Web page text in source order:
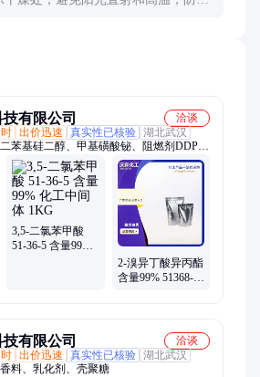
有限公司
洽谈
出价迅速 真实性已核验 湖北武汉
苯基硅二醇、甲基磺酸铋、阻燃剂DDP、
剂
3,5-二氯苯甲酸
51-36-5 含量99%
2-溴异丁酸异丙酯
含量99% 51368-
有限公司
洽谈
出价迅速 真实性已核验 湖北武汉
料、乳化剂、壳聚糖